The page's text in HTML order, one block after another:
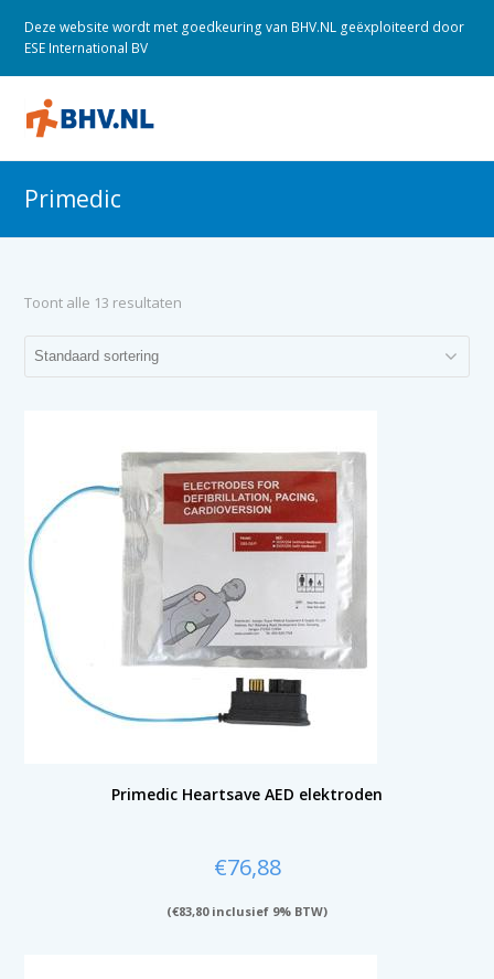
Deze website wordt met goedkeuring van BHV.NL geëxploiteerd door
ESE International BV
Primedic
Toont alle 13 resultaten
Primedic Heartsave AED elektroden
€76,88
(€83,80inclusief 9% BTW)